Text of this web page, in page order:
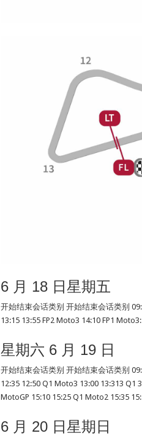
6 月 18 日星期五
开始结束会话类别 开始结束会话类别
13:15 13:55 FP2 Moto3 14:10 FP1
星期六 6 月 19 日
开始结束会话类别 开始结束会话类别
12:35 12:50 Q1 Moto3 13:00 13:313 Q1
MotoGP 15:10 15:25 Q1 Moto2 15:35
6 月 20 日星期日